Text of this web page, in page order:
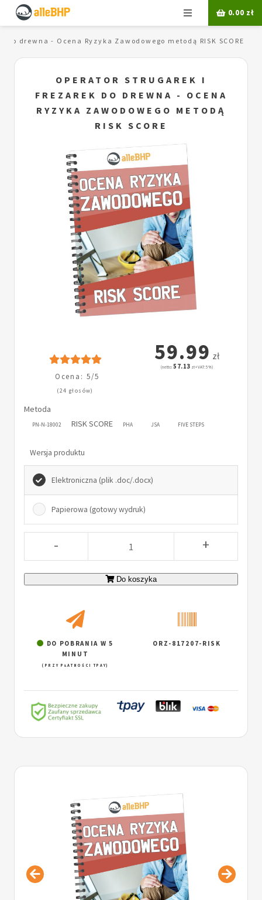
Menu 0.00 zł
drewna - Ocena Ryzyka Zawodowego metodą RISK SCORE
OPERATOR STRUGAREK I
FREZAREK DO DREWNA - OCENA
RYZYKA ZAWODOWEGO METODĄ
RISK SCORE
Ocena: 5/5
(24 głosów)
59.99 zł
(netto:57.13 zł + VAT: 5%)
Metoda
PN-N-18002 RISK SCORE PHA JSA FIVE STEPS
Wersja produktu
Elektroniczna (plik .doc/.docx)
Papierowa (gotowy wydruk)
- +
Do koszyka
DO POBRANIA W 5
MINUT
(PRZY PŁATNOŚCI TPAY)
ORZ-817207-RISK